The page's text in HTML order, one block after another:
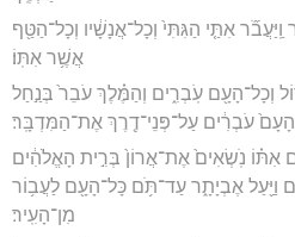
אִתַּ֤י הַגִּתִּי֙ וְכָל־אֲנָשָׁ֔יו וְכָל־הַטַּ֖ף
אֲשֶׁ֥ר אִתּֽוֹ׃
וְכָל־הָעָ֖ם עֹֽבְרִ֑ים וְהַמֶּ֗לֶךְ עֹבֵר֙ בְּנַ֣חַל
עֹבְרִ֔ים עַל־פְּנֵי־דֶ֖רֶךְ אֶת־הַמִּדְבָּֽר׃
אִתּ֗וֹ נֹֽשְׂאִים֙ אֶת־אֲרוֹן֙ בְּרִ֣ית הָאֱלֹהִ֔ים
וַיַּ֖עַל אֶבְיָתָ֑ר עַד־תֹּ֥ם כָּל־הָעָ֖ם לַעֲב֥וֹר
מִן־הָעִֽיר׃